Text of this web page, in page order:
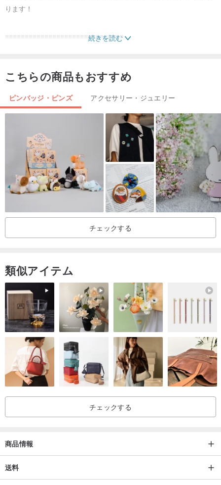
ります！
■■■■■■■■■■■■■■■■■■■■■■■■■■■■■■
A.クイックスティッキング方法（アイロンなし）：
す
B.アイロンと貼り付けの方法（アイロンを使用する必要がありま
1.粘着保護フィルムをはがし、刺繡バッジを目標位置に貼り付けま
す
2.刺繡ステッカーを薄い綿の布で覆います
3.アイロンの温度は、摂氏約150度の「綿、麻」の適切なレベルに調
5. 20〜30秒間少し強くアイロンをかけ、冷ましておきます
■■■■■■■■■■■■■■■■■■■■■■■■■■■■■■
予防：
1.刺繡接着剤のすべての材料を貼り付けることができるわけではあ
りません。
2.接着剤を繰り返し貼り付けると、接着力に影響を与える場合があ
ります。長時間貼り付けたい場合は、アイロンがけをお勧めしま
3.アイロンがけに使用されていない素材（革など）については、ア
イテムの損傷を防ぐためにステッチを使用することをお勧めしま
4.アイロンをかけるときは、水をかけずに衣服や素材を乾いた状態
5.一般的に、アイロンがけ後は簡単にはがれません。
しばらく経っても外れる場合は、アイロンがけの時間が短すぎる
続きを読む
こちらの商品もおすすめ
ピンバッジ・ピンズ アクセサリー・ジュエリー
チェックする
類似アイテム
チェックする
商品情報
送料